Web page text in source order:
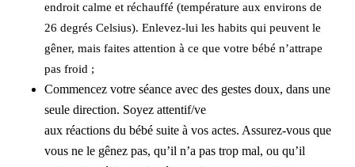
endroit calme et réchauffé (température aux environs de
26 degrés Celsius). Enlevez-lui les habits qui peuvent le
gêner, mais faites attention à ce que votre bébé n’attrape
pas froid ;
Commencez votre séance avec des gestes doux, dans une
seule direction. Soyez attentif/ve
aux réactions du bébé suite à vos actes. Assurez-vous que
vous ne le gênez pas, qu’il n’a pas trop mal, ou qu’il